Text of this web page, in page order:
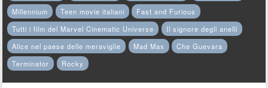
Millennium
Teen movie italiani
Fast and Furious
Tutti i film del Marvel Cinematic Universe
Il signore degli anelli
Alice nel paese delle meraviglie
Mad Max
Che Guevara
Terminator
Rocky